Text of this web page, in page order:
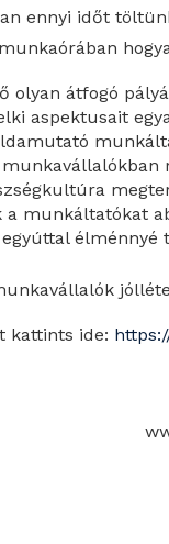
ennyi időt
olyan átfogó
aspektusait
a munkáltatókat
kattints ide: